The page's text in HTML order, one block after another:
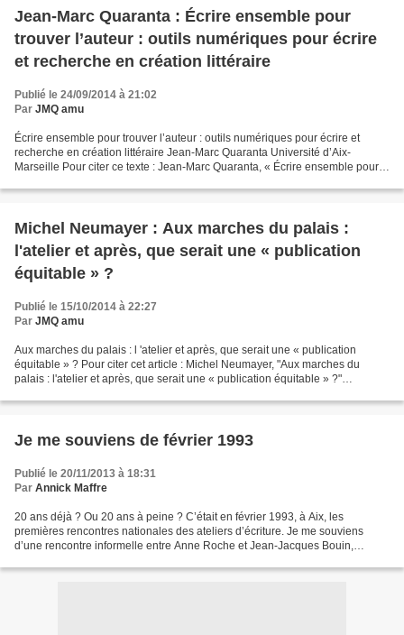
Jean-Marc Quaranta : Écrire ensemble pour
trouver l’auteur : outils numériques pour écrire
et recherche en création littéraire
Publié le 24/09/2014 à 21:02
Par JMQ amu
Écrire ensemble pour trouver l’auteur : outils numériques pour écrire et
recherche en création littéraire Jean-Marc Quaranta Université d’Aix-
Marseille Pour citer ce texte : Jean-Marc Quaranta, « Écrire ensemble pour
Michel Neumayer : Aux marches du palais :
l'atelier et après, que serait une « publication
équitable » ?
Publié le 15/10/2014 à 22:27
Par JMQ amu
Aux marches du palais : l 'atelier et après, que serait une « publication
équitable » ? Pour citer cet article : Michel Neumayer, "Aux marches du
palais : l'atelier et après, que serait une « publication équitable » ?"
Je me souviens de février 1993
Publié le 20/11/2013 à 18:31
Par Annick Maffre
20 ans déjà ? Ou 20 ans à peine ? C’était en février 1993, à Aix, les
premières rencontres nationales des ateliers d’écriture. Je me souviens
d’une rencontre informelle entre Anne Roche et Jean-Jacques Bouin,